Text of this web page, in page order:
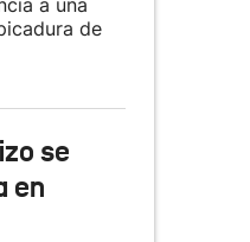
a una
de
se
en